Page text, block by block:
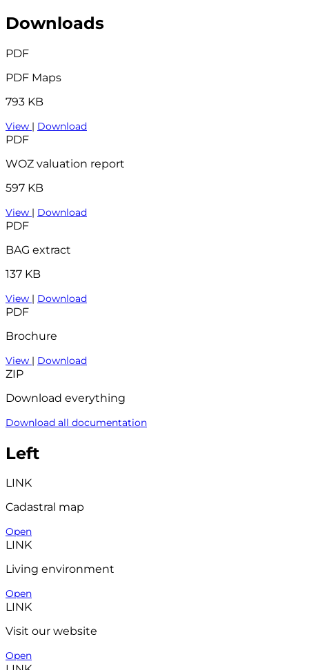
Downloads
PDF
PDF Maps
793 KB
View | Download
PDF
WOZ valuation report
597 KB
View | Download
PDF
BAG extract
137 KB
View | Download
PDF
Brochure
View | Download
ZIP
Download everything
Download all documentation
Left
LINK
Cadastral map
Open
LINK
Living environment
Open
LINK
Visit our website
Open